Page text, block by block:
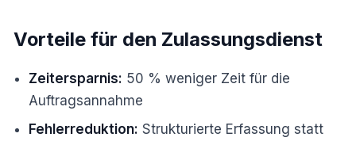
Vorteile für den Zulassungsdienst
Zeitersparnis: 50 % weniger Zeit für die
Auftragsannahme
Fehlerreduktion: Strukturierte Erfassung statt